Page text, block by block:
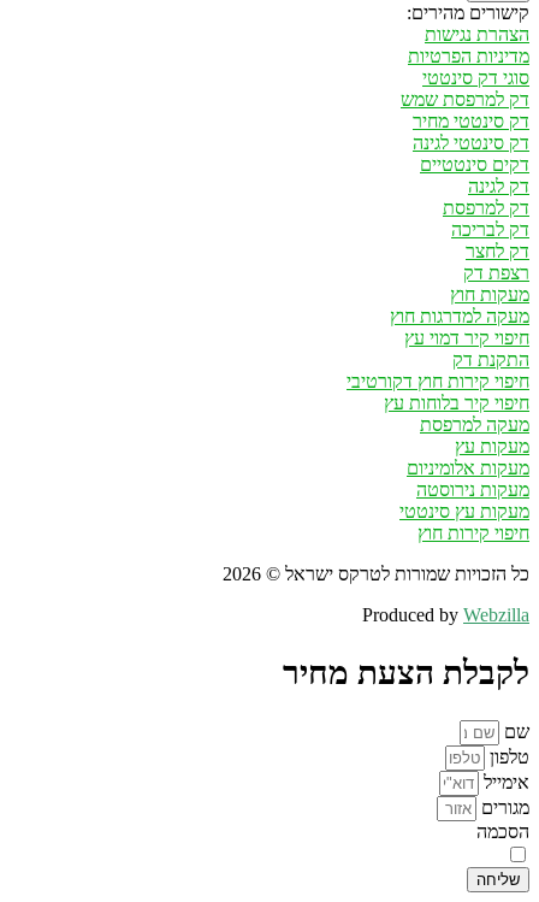
קישורים מהירים:
הצהרת נגישות
מדיניות הפרטיות
סוגי דק סינטטי
דק למרפסת שמש
דק סינטטי מחיר
דק סינטטי לגינה
דקים סינטטיים
דק לגינה
דק למרפסת
דק לבריכה
דק לחצר
רצפת דק
מעקות חוץ
מעקה למדרגות חוץ
חיפוי קיר דמוי עץ
התקנת דק
חיפוי קירות חוץ דקורטיבי
חיפוי קיר בלוחות עץ
מעקה למרפסת
מעקות עץ
מעקות אלומיניום
מעקות נירוסטה
מעקות עץ סינטטי
חיפוי קירות חוץ
כל הזכויות שמורות לטרקס ישראל © 2026
Produced by Webzilla
לקבלת הצעת מחיר
שם
טלפון
אימייל
מגורים
הסכמה
שליחה